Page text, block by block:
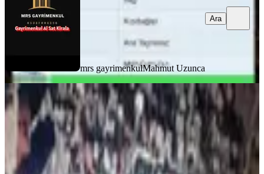
mrs gayrimenkulMahmut Uzunca
Ara
Mrs Gayrimenkul Dan Satılık İmarlı
Arsa
Onikişubat, Üngüt Mahallesi
3817 m²·18.000/m²·03.01.2026